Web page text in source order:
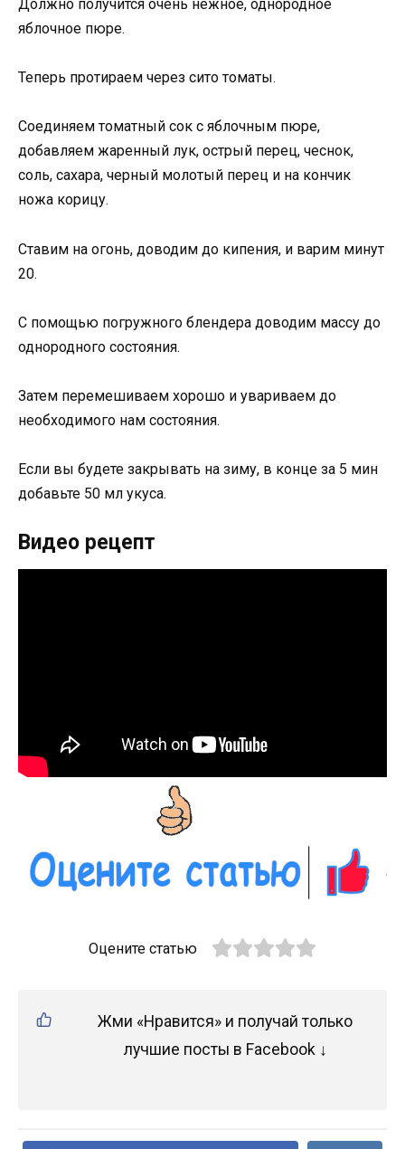
Должно получится очень нежное, однородное
яблочное пюре.
Теперь протираем через сито томаты.
Соединяем томатный сок с яблочным пюре,
добавляем жаренный лук, острый перец, чеснок,
соль, сахара, черный молотый перец и на кончик
ножа корицу.
Ставим на огонь, доводим до кипения, и варим минут
20.
С помощью погружного блендера доводим массу до
однородного состояния.
Затем перемешиваем хорошо и увариваем до
необходимого нам состояния.
Если вы будете закрывать на зиму, в конце за 5 мин
добавьте 50 мл укуса.
Видео рецепт
Оцените статью
Жми «Нравится» и получай только
лучшие посты в Facebook ↓